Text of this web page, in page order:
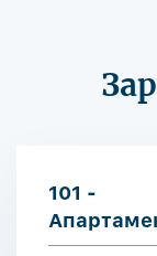
101 -